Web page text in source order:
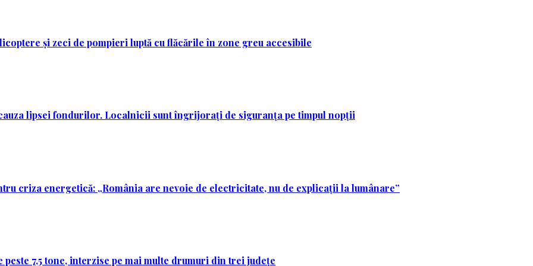
și zeci de pompieri luptă cu flăcările în zone greu accesibile
lipsei fondurilor. Localnicii sunt îngrijorați de siguranța pe timpul nopții
criza energetică: „România are nevoie de electricitate, nu de explicații la lumânare”
7,5 tone, interzise pe mai multe drumuri din trei județe